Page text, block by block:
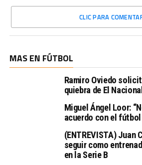
CLIC PARA
MAS EN FÚTBOL
Ramiro Oviedo
quiebra de El Nacional
Miguel Ángel Loor:
acuerdo con el
(ENTREVISTA) Juan
seguir como
en la Serie B